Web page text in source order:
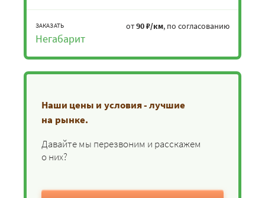
ЗАКАЗАТЬ
Негабарит
от90 ₽/км, по согласованию
Наши цены и условия - лучшие
на рынке.
Давайте мы перезвоним и расскажем
о них?